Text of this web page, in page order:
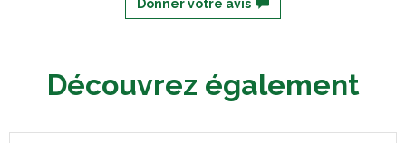
Donner votre avis
Découvrez également